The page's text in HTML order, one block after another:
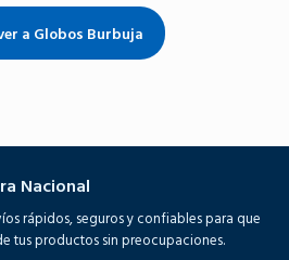
a Globos Burbuja
Nacional
rápidos, seguros y confiables para que
tus productos sin preocupaciones.